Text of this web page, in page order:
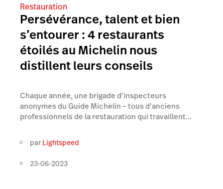
Restauration
Persévérance, talent et bien
s’entourer : 4 restaurants
étoilés au Michelin nous
distillent leurs conseils
Chaque année, une brigade d’inspecteurs
anonymes du Guide Michelin – tous d’anciens
professionnels de la restauration qui travaillent...
par Lightspeed
23-06-2023